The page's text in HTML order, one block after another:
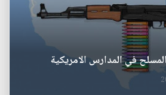
المسلح في المدارس الامريكية